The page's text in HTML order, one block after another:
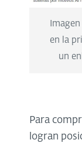
en la
un
Para
logran